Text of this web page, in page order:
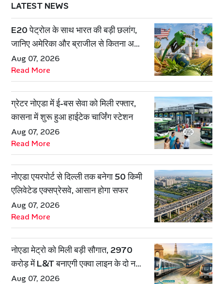
LATEST NEWS
E20 पेट्रोल के साथ भारत की बड़ी छलांग,
जानिए अमेरिका और ब्राजील से कितना अलग
है एथेनॉल मॉडल
Aug 07, 2026
Read More
ग्रेटर नोएडा में ई-बस सेवा को मिली रफ्तार,
कासना में शुरू हुआ हाईटेक चार्जिंग स्टेशन
Aug 07, 2026
Read More
नोएडा एयरपोर्ट से दिल्ली तक बनेगा 50 किमी
एलिवेटेड एक्सप्रेसवे, आसान होगा सफर
Aug 07, 2026
Read More
नोएडा मेट्रो को मिली बड़ी सौगात, 2970
करोड़ में L&T बनाएगी एक्वा लाइन के दो नए
रूट
Aug 07, 2026